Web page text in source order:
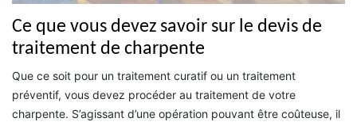
Ce que vous devez savoir sur le devis de
traitement de charpente
Que ce soit pour un traitement curatif ou un traitement
préventif, vous devez procéder au traitement de votre
charpente. S’agissant d’une opération pouvant être coûteuse, il